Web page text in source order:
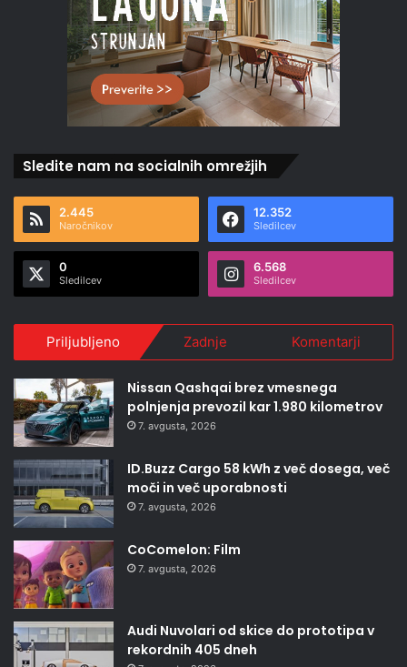
Sledite nam na socialnih omrežjih
2.445
Naročnikov
12.352
Sledilcev
0
Sledilcev
6.568
Sledilcev
Priljubljeno Zadnje Komentarji
Nissan Qashqai brez vmesnega
polnjenja prevozil kar 1.980 kilometrov
7. avgusta, 2026
ID.Buzz Cargo 58 kWh z več dosega, več
moči in več uporabnosti
7. avgusta, 2026
CoComelon: Film
7. avgusta, 2026
Audi Nuvolari od skice do prototipa v
rekordnih 405 dneh